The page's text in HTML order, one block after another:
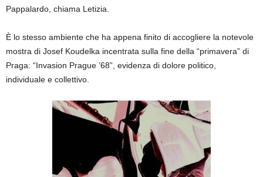
Pappalardo, chiama Letizia.
È lo stesso ambiente che ha appena finito di accogliere la notevole
mostra di Josef Koudelka incentrata sulla fine della “primavera” di
Praga: “Invasion Prague ’68”, evidenza di dolore politico,
individuale e collettivo.